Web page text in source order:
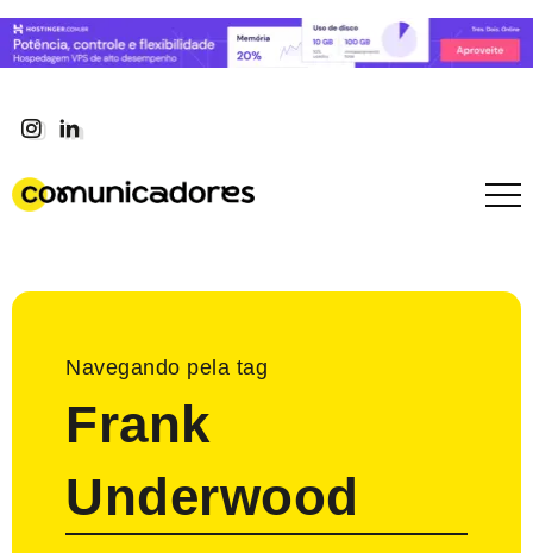
Navegando pela tag
Frank
Underwood